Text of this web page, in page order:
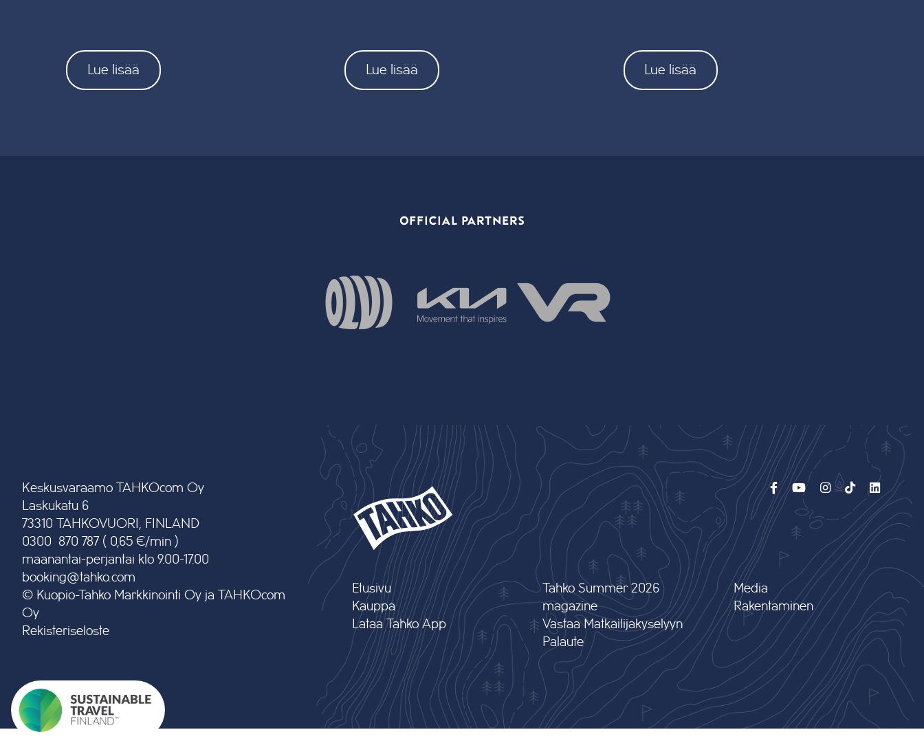
Lue lisää Lue lisää Lue lisää
OFFICIAL PARTNERS
Keskusvaraamo TAHKOcom Oy
Laskukatu 6
73310 TAHKOVUORI, FINLAND
0300 870 787 ( 0,65 €/min )
maanantai-perjantai klo 9.00-17.00
booking@tahko.com
© Kuopio-Tahko Markkinointi Oy ja TAHKOcom
Oy
Rekisteriseloste
Etusivu
Kauppa
Lataa Tahko App
Tahko Summer 2026
magazine
Vastaa Matkailijakyselyyn
Palaute
Media
Rakentaminen